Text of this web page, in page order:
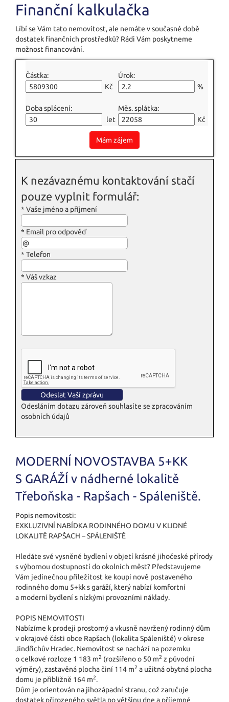
Finanční kalkulačka
Líbí se Vám tato nemovitost, ale nemáte v současné době
dostatek finančních prostředků? Rádi Vám poskytneme
možnost financování.
Částka:
Kč
Úrok:
%
Doba splácení:
let
Měs. splátka:
Kč
Mám zájem
K nezávaznému kontaktování stačí
pouze vyplnit formulář:
* Vaše jméno a příjmení
* Email pro odpověď
* Telefon
* Váš vzkaz
Odesláním dotazu zároveň souhlasíte se zpracováním
osobních údajů
MODERNÍ NOVOSTAVBA 5+KK
S GARÁŽÍ v nádherné lokalitě
Třeboňska - Rapšach - Spáleniště.
Popis nemovitosti:
EXKLUZIVNÍ NABÍDKA RODINNÉHO DOMU V KLIDNÉ
LOKALITĚ RAPŠACH – SPÁLENIŠTĚ
Hledáte své vysněné bydlení v objetí krásné jihočeské přírody
s výbornou dostupností do okolních měst? Představujeme
Vám jedinečnou příležitost ke koupi nově postaveného
rodinného domu 5+kk s garáží, který nabízí komfortní
a moderní bydlení s nízkými provozními náklady.
POPIS NEMOVITOSTI
Nabízíme k prodeji prostorný a vkusně navržený rodinný dům
v okrajové části obce Rapšach (lokalita Spáleniště) v okrese
Jindřichův Hradec. Nemovitost se nachází na pozemku
o celkové rozloze 1 183 m2 (rozšířeno o 50 m2 z původní
výměry), zastavěná plocha činí 114 m2 a užitná obytná plocha
domu je přibližně 164 m2.
Dům je orientován na jihozápadní stranu, což zaručuje
dostatek přirozeného světla po většinu dne a příjemné